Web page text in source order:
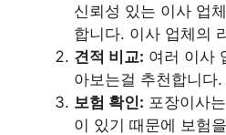
신뢰성 있는 이사 업
합니다. 이사 업체의
견적 비교: 여러 이사
아보는걸 추천합니다.
보험 확인: 포장이사
이 있기 때문에 보험